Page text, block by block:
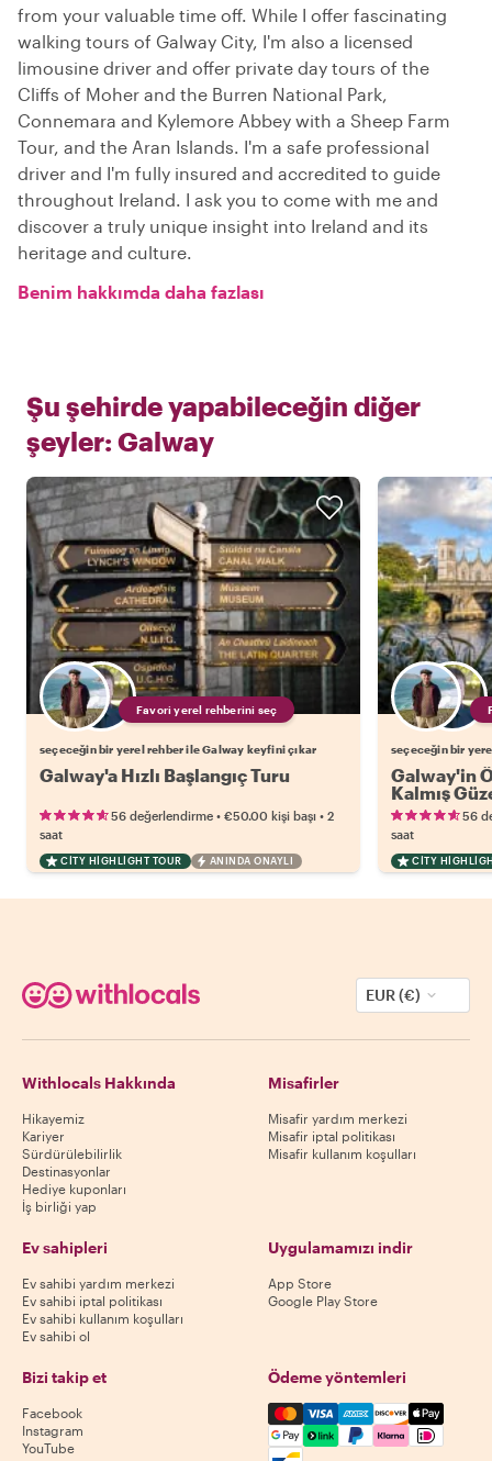
from your valuable time off. While I offer fascinating
walking tours of Galway City, I'm also a licensed
limousine driver and offer private day tours of the
Cliffs of Moher and the Burren National Park,
Connemara and Kylemore Abbey with a Sheep Farm
Tour, and the Aran Islands. I'm a safe professional
driver and I'm fully insured and accredited to guide
throughout Ireland. I ask you to come with me and
discover a truly unique insight into Ireland and its
heritage and culture.
Benim hakkımda daha fazlası
Şu şehirde yapabileceğin diğer
şeyler: Galway
Favori yerel rehberini seç
seçeceğin bir yerel rehber ile Galway keyfini çıkar
Galway'a Hızlı Başlangıç Turu
56 değerlendirme • €50.00 kişi başı • 2
saat
CITY HIGHLIGHT TOUR ANINDA ONAYLI
seçeceğin bir
Galway'in
Kalmış
56
saat
CITY
EUR (€)
Withlocals Hakkında
Hikayemiz
Kariyer
Sürdürülebilirlik
Destinasyonlar
Hediye kuponları
İş birliği yap
Misafirler
Misafir yardım merkezi
Misafir iptal politikası
Misafir kullanım koşulları
Ev sahipleri
Ev sahibi yardım merkezi
Ev sahibi iptal politikası
Ev sahibi kullanım koşulları
Ev sahibi ol
Uygulamamızı indir
App Store
Google Play Store
Bizi takip et
Facebook
Instagram
YouTube
Ödeme yöntemleri
Mastercard, Visa, Amex,